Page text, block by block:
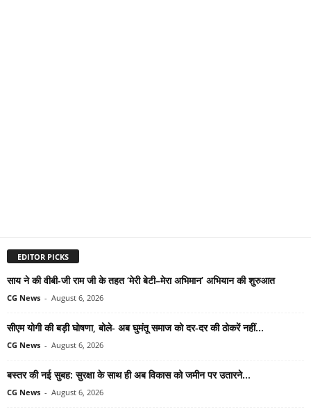
EDITOR PICKS
साय ने की वीबी-जी राम जी के तहत ‘मेरी बेटी–मेरा अभिमान’ अभियान की शुरुआत
CG News - August 6, 2026
सीएम योगी की बड़ी घोषणा, बोले- अब घुमंतू समाज को दर-दर की ठोकरें नहीं...
CG News - August 6, 2026
बस्तर की नई सुबह: सुरक्षा के साथ ही अब विकास को जमीन पर उतारने...
CG News - August 6, 2026